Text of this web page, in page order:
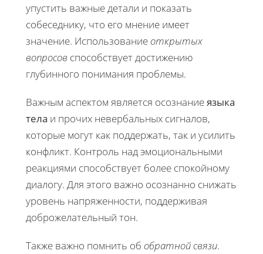
упустить важные детали и показать
собеседнику, что его мнение имеет
значение. Использованиеоткрытых
вопросов способствует достижению
глубинного понимания проблемы.
Важным аспектом является осознаниеязыка
тела и прочих невербальных сигналов,
которые могут как поддержать, так и усилить
конфликт. Контроль над эмоциональными
реакциями способствует более спокойному
диалогу. Для этого важно осознанно снижать
уровень напряженности, поддерживая
доброжелательный тон.
Также важно помнить об обратной связи.